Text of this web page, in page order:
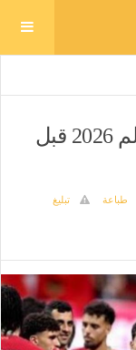
مشوار المغرب في كأس العالم 2026 قبل
طباعة
تبليغ